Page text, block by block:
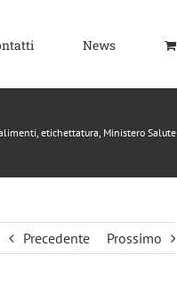
News
etichettatura, Ministero Salute
Precedente Prossimo